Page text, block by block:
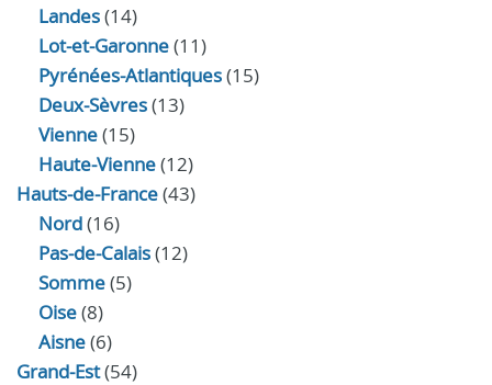
Landes(14)
Lot-et-Garonne(11)
Pyrénées-Atlantiques(15)
Deux-Sèvres(13)
Vienne(15)
Haute-Vienne(12)
Hauts-de-France(43)
Nord(16)
Pas-de-Calais(12)
Somme(5)
Oise(8)
Aisne(6)
Grand-Est(54)